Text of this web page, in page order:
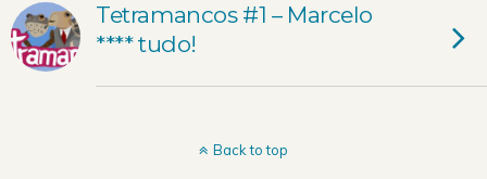
Tetramancos #1 – Marcelo
**** tudo!
Back to top